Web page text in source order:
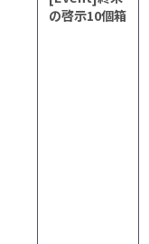
の啓示10個箱